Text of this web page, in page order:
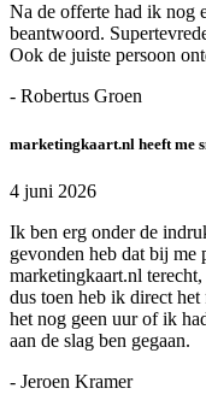
Na de offerte had ik nog
beantwoord.
Ook de juiste persoon
- Robertus Groen
marketingkaart.nl heeft me
4 juni 2026
Ik ben erg onder de
gevonden heb dat bij
marketingkaart.nl
dus toen heb ik direct
het nog geen uur of ik
aan de slag ben gegaan.
- Jeroen Kramer